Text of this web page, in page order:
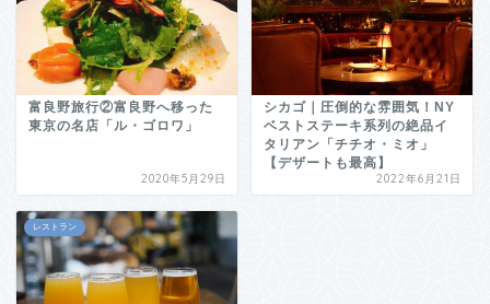
富良野旅行②富良野へ移った
東京の名店「ル・ゴロワ」
2020年5月29日
シカゴ｜圧倒的な雰囲気！NY
ベストステーキ系列の絶品イ
タリアン「チチオ・ミオ」
【デザートも最高】
2022年6月21日
レストラン